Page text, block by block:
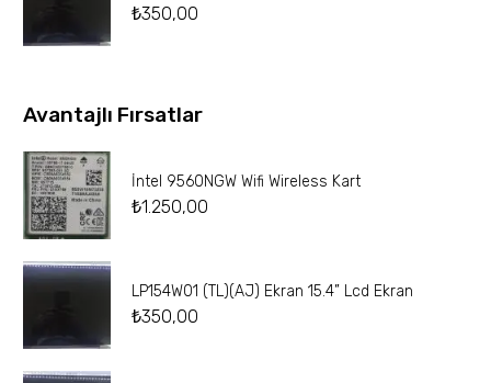
₺350,00
Avantajlı Fırsatlar
İntel 9560NGW Wifi Wireless Kart
₺1.250,00
LP154W01 (TL)(AJ) Ekran 15.4” Lcd Ekran
₺350,00